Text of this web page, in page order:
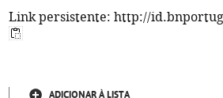
Link persistente: http://
ADICIONAR À LISTA